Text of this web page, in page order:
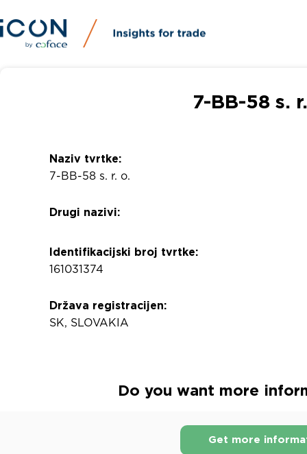
7-BB-58 s.
Naziv tvrtke:
7-BB-58 s. r. o.
Drugi nazivi:
Identifikacijski broj tvrtke:
161031374
Država registracijen:
SK, SLOVAKIA
Do you want more
Get more